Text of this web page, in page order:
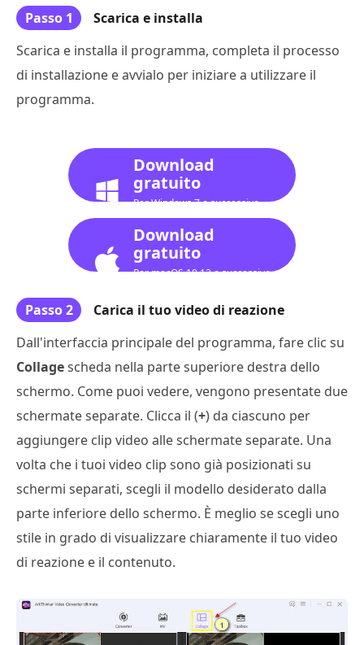
Passo 1
Scarica e installa
Scarica e installa il programma, completa il processo
di installazione e avvialo per iniziare a utilizzare il
programma.
Download
gratuito
Per Windows 7 o successivo
Download
gratuito
Per macOS 10.12 o successivo
Passo 2
Carica il tuo video di reazione
Dall'interfaccia principale del programma, fare clic su
Collagescheda nella parte superiore destra dello
schermo. Come puoi vedere, vengono presentate due
schermate separate. Clicca il (+) da ciascuno per
aggiungere clip video alle schermate separate. Una
volta che i tuoi video clip sono già posizionati su
schermi separati, scegli il modello desiderato dalla
parte inferiore dello schermo. È meglio se scegli uno
stile in grado di visualizzare chiaramente il tuo video
di reazione e il contenuto.